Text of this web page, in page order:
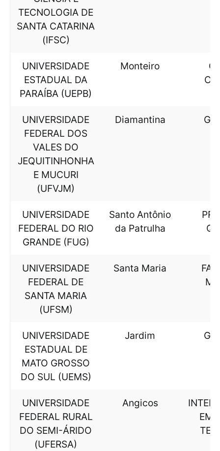
TECNOLOGIA DE
SANTA CATARINA
(IFSC)
UNIVERSIDADE
ESTADUAL DA
PARAÍBA (UEPB)
Monteiro
UNIVERSIDADE
FEDERAL DOS
VALES DO
JEQUITINHONHA
E MUCURI
(UFVJM)
Diamantina
UNIVERSIDADE
FEDERAL DO RIO
GRANDE (FUG)
Santo Antônio
da Patrulha
UNIVERSIDADE
FEDERAL DE
SANTA MARIA
(UFSM)
Santa Maria
UNIVERSIDADE
ESTADUAL DE
MATO GROSSO
DO SUL (UEMS)
Jardim
UNIVERSIDADE
FEDERAL RURAL
DO SEMI-ÁRIDO
(UFERSA)
Angicos
EM